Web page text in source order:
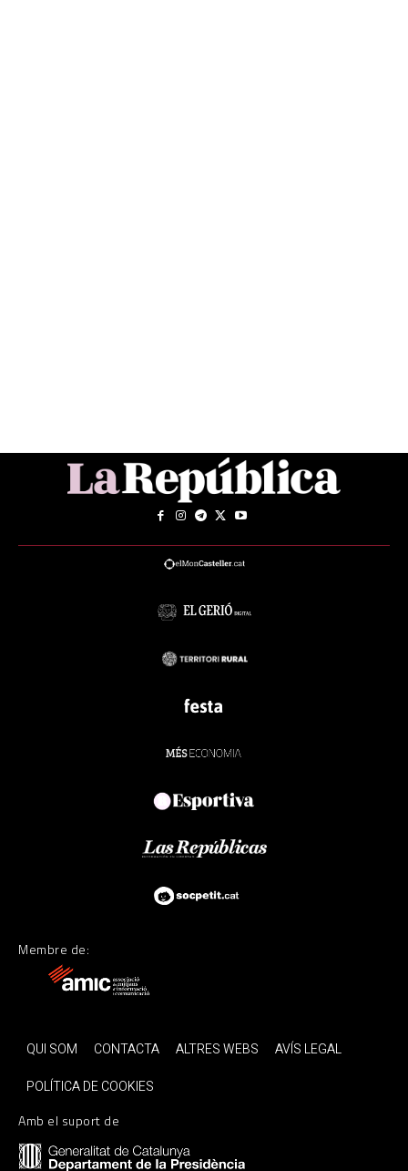
Membre de:
QUI SOM CONTACTA ALTRES WEBS
AVÍS LEGAL
POLÍTICA DE COOKIES
Amb el suport de